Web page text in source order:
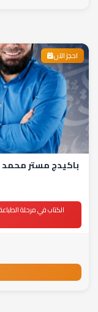
احجز الآن
الكتاب في مرحلة